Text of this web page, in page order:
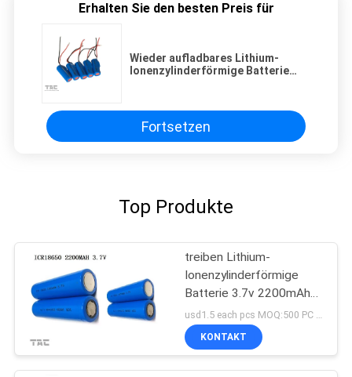
Erhalten Sie den besten Preis für
Wieder aufladbares Lithium-
Ionenzylinderförmige Batterie
Fortsetzen
Top Produkte
treiben Lithium-
Ionenzylinderförmige
Batterie 3.7v 2200mAh
der Bank-3-5C 18650 an usd1.5 each pcs MOQ:500 PC für Einzelzelle, 50pack für Batteriesätze
KONTAKT